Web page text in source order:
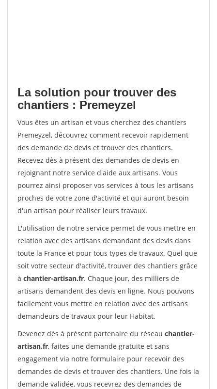
La solution pour trouver des
chantiers : Premeyzel
Vous êtes un artisan et vous cherchez des chantiers
Premeyzel, découvrez comment recevoir rapidement
des demande de devis et trouver des chantiers.
Recevez dès à présent des demandes de devis en
rejoignant notre service d'aide aux artisans. Vous
pourrez ainsi proposer vos services à tous les artisans
proches de votre zone d'activité et qui auront besoin
d'un artisan pour réaliser leurs travaux.
L'utilisation de notre service permet de vous mettre en
relation avec des artisans demandant des devis dans
toute la France et pour tous types de travaux. Quel que
soit votre secteur d'activité, trouver des chantiers grâce
à chantier-artisan.fr. Chaque jour, des milliers de
artisans demandent des devis en ligne. Nous pouvons
facilement vous mettre en relation avec des artisans
demandeurs de travaux pour leur Habitat.
Devenez dès à présent partenaire du réseau chantier-
artisan.fr, faites une demande gratuite et sans
engagement via notre formulaire pour recevoir des
demandes de devis et trouver des chantiers. Une fois la
demande validée, vous recevrez des demandes de